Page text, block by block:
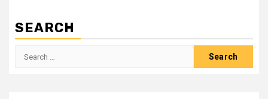
SEARCH
Search